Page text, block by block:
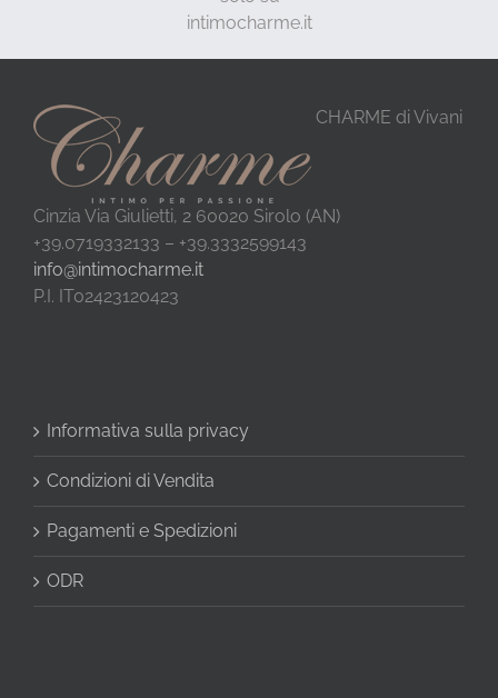
intimocharme.it
CHARME di Vivani
Cinzia Via Giulietti, 2 60020 Sirolo (AN)
+39.0719332133 – +39.3332599143
info@intimocharme.it
P.I. IT02423120423
Informativa sulla privacy
Condizioni di Vendita
Pagamenti e Spedizioni
ODR